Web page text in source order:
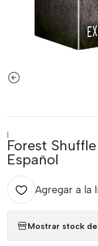
|
Forest
Español
Agregar a la
Mostrar stock